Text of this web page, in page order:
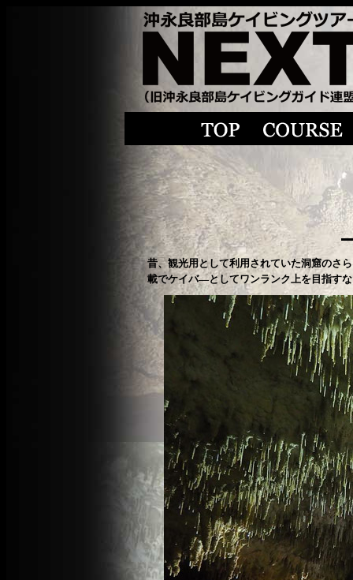
昔、観光用として利用されていた洞窟のさ
載でケイバ―としてワンランク上を目指す